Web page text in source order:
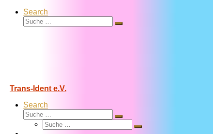
Search
Suche
Suche
Trans-Ident e.V.
Search
Suche
Suche
Suche
Suche